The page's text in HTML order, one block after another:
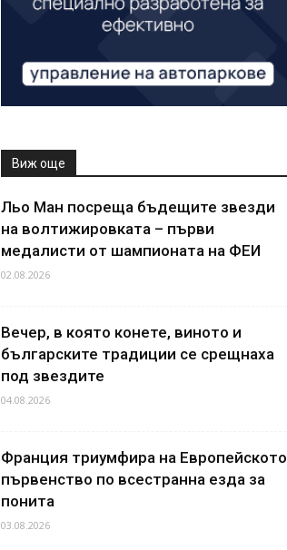
Виж още
Льо Ман посреща бъдещите звезди
на волтижировката – първи
медалисти от шампионата на ФЕИ
02.08.2026
Вечер, в която конете, виното и
българските традиции се срещнаха
под звездите
04.08.2026
Франция триумфира на Европейското
първенство по всестранна езда за
понита
03.08.2026